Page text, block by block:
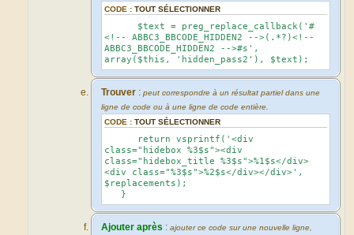
CODE :TOUT SÉLECTIONNER
$text = preg_replace_callback('#
<!-- ABBC3_BBCODE_HIDDEN2 -->(.*?)<!--
ABBC3_BBCODE_HIDDEN2 -->#s',
array($this, 'hidden_pass2'), $text);
Trouver :peut correspondre à un résultat partiel dans une
ligne de code ou à une ligne de code entière.
CODE :TOUT SÉLECTIONNER
return vsprintf('<div
class="hidebox %3$s"><div
class="hidebox_title %3$s">%1$s</div>
<div class="%3$s">%2$s</div></div>',
$replacements);
}
Ajouter après :ajouter ce code sur une nouvelle ligne,